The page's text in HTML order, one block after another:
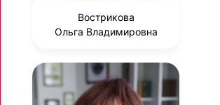
Вострикова
Ольга Владимировна